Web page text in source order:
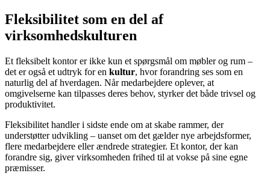
Fleksibilitet som en del af
virksomhedskulturen
Et fleksibelt kontor er ikke kun et spørgsmål om møbler og rum –
det er også et udtryk for en kultur, hvor forandring ses som en
naturlig del af hverdagen. Når medarbejdere oplever, at
omgivelserne kan tilpasses deres behov, styrker det både trivsel og
produktivitet.
Fleksibilitet handler i sidste ende om at skabe rammer, der
understøtter udvikling – uanset om det gælder nye arbejdsformer,
flere medarbejdere eller ændrede strategier. Et kontor, der kan
forandre sig, giver virksomheden frihed til at vokse på sine egne
præmisser.